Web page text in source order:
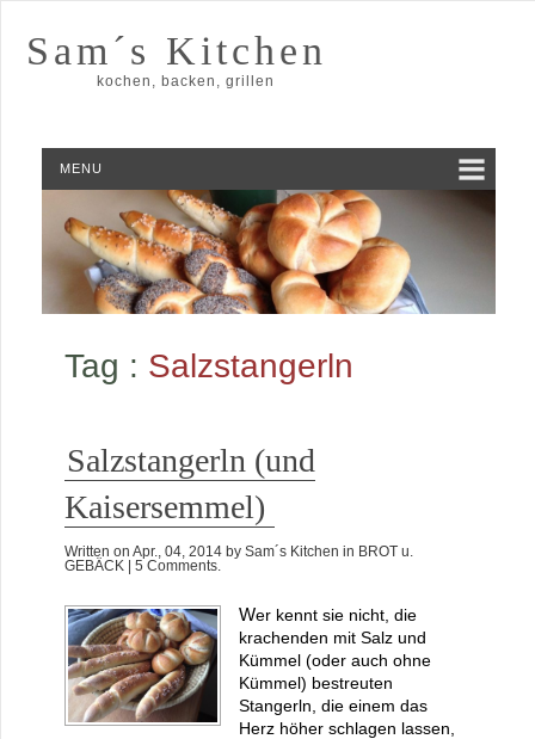
Sam´s Kitchen
kochen, backen, grillen
MENU
Tag : Salzstangerln
Salzstangerln (und
Kaisersemmel)
Written on Apr., 04, 2014 by Sam´s Kitchen in BROT u.
GEBÄCK
| 5 Comments.
Wer kennt sie nicht, die
krachenden mit Salz und
Kümmel (oder auch ohne
Kümmel) bestreuten
Stangerln, die einem das
Herz höher schlagen lassen,